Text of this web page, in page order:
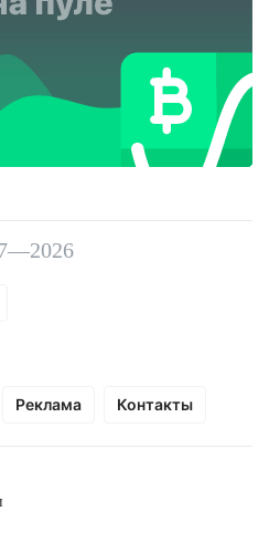
Реклама Контакты